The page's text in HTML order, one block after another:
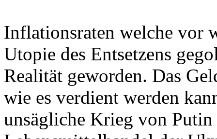
Inflationsraten welche vor
Utopie des Entsetzens
Realität geworden. Das
wie es verdient werden
unsägliche Krieg von